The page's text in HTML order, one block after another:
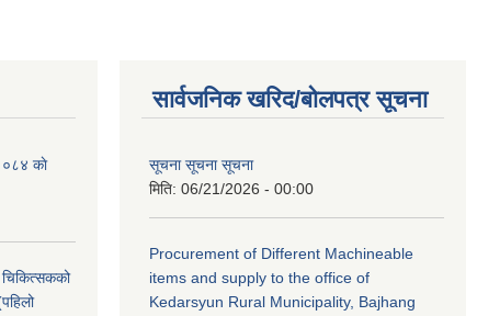
काे
चिकित्सकको
सार्वजनिक खरिद/बोलपत्र सूचना
सूचना सूचना सूचना
मिति: 06/21/2026 - 00:00
Procurement of Different Machineable
items and supply to the office of
Kedarsyun Rural Municipality, Bajhang